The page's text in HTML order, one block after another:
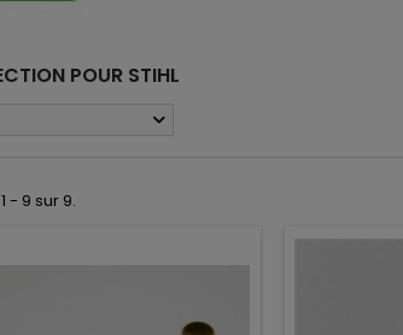
POUR STIHL
- 9 sur 9.